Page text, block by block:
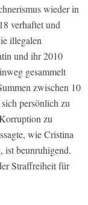
wieder in
verhaftet und
illegalen
und ihr 2010
gesammelt
zwischen 10
persönlich zu
zu
wie Cristina
ist beunruhigend.
Straffreiheit für